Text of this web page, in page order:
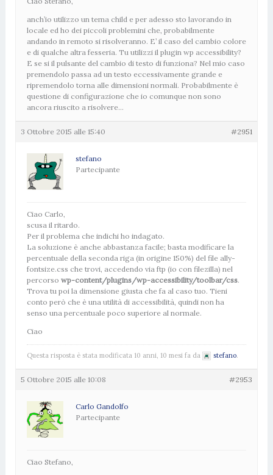
anch’io utilizzo un tema child e per adesso sto lavorando in
locale ed ho dei piccoli problemini che, probabilmente
andando in remoto si risolveranno. E’ il caso del cambio colore
e di qualche altra fesseria. Tu utilizzi il plugin wp accessibility?
E se si il pulsante del cambio di testo di funziona? Nel mio caso
premendolo passa ad un testo eccessivamente grande e
ripremendolo torna alle dimensioni normali. Probabilmente è
questione di configurazione che io comunque non sono
ancora riuscito a risolvere…
3 Ottobre 2015 alle 15:40 #2951
stefano
Partecipante
Ciao Carlo,
scusa il ritardo.
Per il problema che indichi ho indagato.
La soluzione è anche abbastanza facile; basta modificare la
percentuale della seconda riga (in origine 150%) del file ally-
fontsize.css che trovi, accedendo via ftp (io con filezilla) nel
percorso wp-content/plugins/wp-accessibility/toolbar/css.
Trova tu poi la dimensione giusta che fa al caso tuo. Tieni
conto però che è una utilità di accessibilità, quindi non ha
senso una percentuale poco superiore al normale.
Ciao
Questa risposta è stata modificata 10 anni, 10 mesi fa da stefano.
5 Ottobre 2015 alle 10:08 #2953
Carlo Gandolfo
Partecipante
Ciao Stefano,